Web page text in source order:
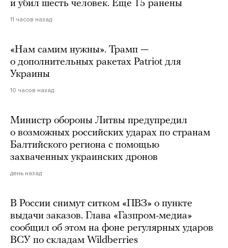
и убил шесть человек. Еще 15 ранены
11 часов назад
«Нам самим нужны». Трамп —
о дополнительных ракетах Patriot для
Украины
10 часов назад
Министр обороны Литвы предупредил
о возможных российских ударах по странам
Балтийского региона с помощью
захваченных украинских дронов
день назад
В России снимут ситком «ПВЗ» о пункте
выдачи заказов. Глава «Газпром-медиа»
сообщил об этом на фоне регулярных ударов
ВСУ по складам Wildberries